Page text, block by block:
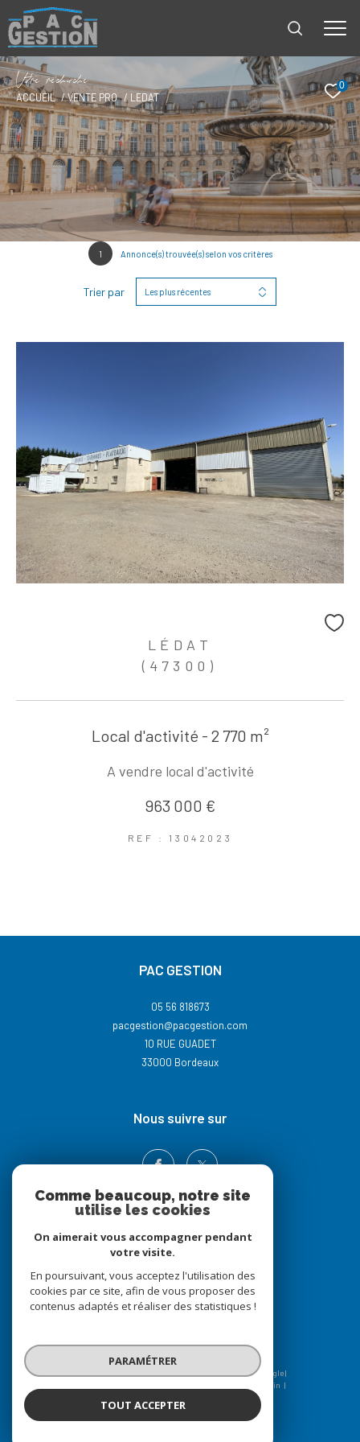
0
Vore recece
ACCUEIL VENTE PRO LEDAT
1 Annonce(s) trouvée(s) selon vos critères
Trier par Les plus récentes
LÉDAT
(47300)
Local d'activité - 2 770 m²
A vendre local d'activité
963 000 €
REF : 13042023
PAC GESTION
05 56 818673
pacgestion@pacgestion.com
10 RUE GUADET
33000
Bordeaux
nous suivre sur
Adhérents
© 2026 | Tous droits réservés | Traduction powered by Google |
Admin
Comme beaucoup, notre site
utilise les cookies
On aimerait vous accompagner pendant
votre visite.
En poursuivant, vous acceptez l'utilisation des
cookies par ce site, afin de vous proposer des
contenus adaptés et réaliser des statistiques !
PARAMÉTRER
TOUT ACCEPTER